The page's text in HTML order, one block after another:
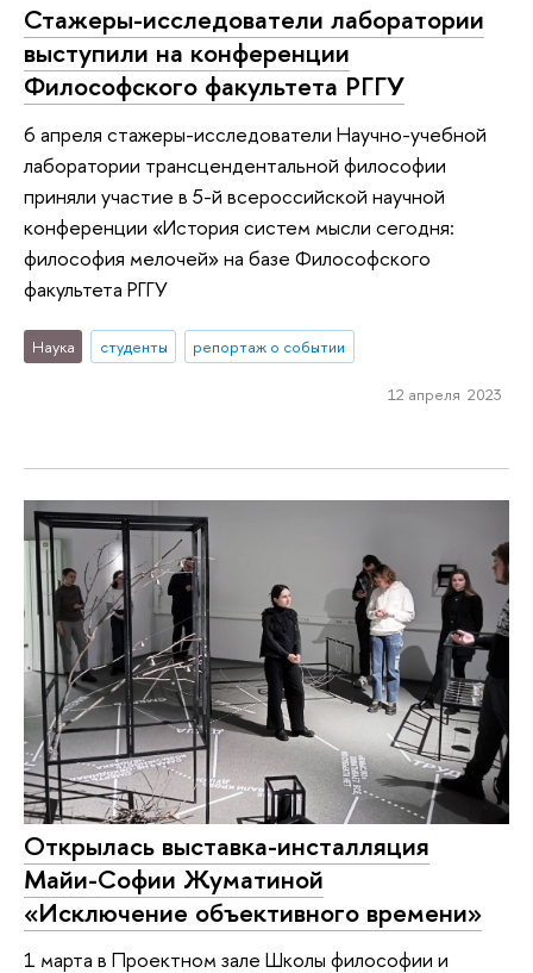
Стажеры-исследователи лаборатории
выступили на конференции
Философского факультета РГГУ
6 апреля стажеры-исследователи Научно-учебной
лаборатории трансцендентальной философии
приняли участие в 5-й всероссийской научной
конференции «История систем мысли сегодня:
философия мелочей» на базе Философского
факультета РГГУ
Наука студенты репортаж о событии
12 апреля 2023
Открылась выставка-инсталляция
Майи-Софии Жуматиной
«Исключение объективного времени»
1 марта в Проектном зале Школы философии и